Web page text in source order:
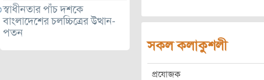
স্বাধীনতার পাঁচ দশকে
বাংলাদেশের চলচ্চিত্রের উত্থান-
পতন
সকল কলাকুশলী
প্রযোজক